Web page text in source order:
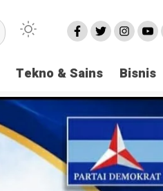
Tekno & Sains Bisnis